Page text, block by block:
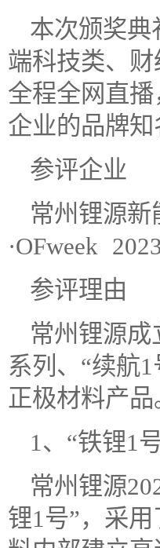
本次颁奖典
端科技类、
全程全网直
企业的品牌知
参评企业
常州锂源新
·OFweek
参评理由
常州锂源成
系列、“续航
正极材料产品
1、“铁锂1
常州锂源
锂1号”，采